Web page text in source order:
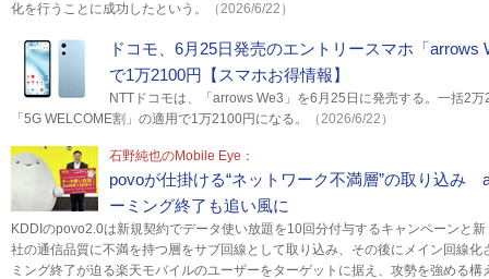
化を行うことに成功したという。
（2026/6/22）
ドコモ、6月25日発売のエントリースマホ「
で1万2100円【スマホお得情報】
NTTドコモは、「arrows We3」を6月25日に発売する。一括2
「5G WELCOME割」の適用で1万2100円になる。
（2026/6/22）
石野純也のMobile Eye：
povoが仕掛ける“ネットワーク不満層”の取り込み
ーミング終了も追い風に
KDDIのpovo2.0は新規契約でデータ使い放題を10回分付与するキャンペーンと
社の通信品質に不満を持つ層をサブ回線として取り込み、その後にメイン回線
ミング終了が迫る楽天モバイルのユーザーをターゲットに据え、攻勢を強める構